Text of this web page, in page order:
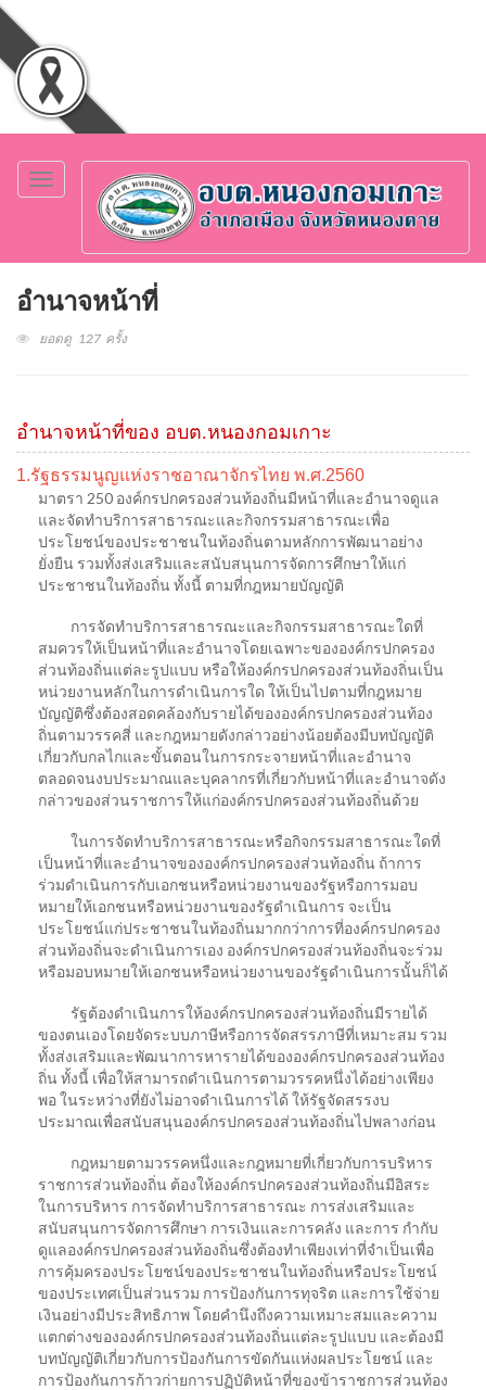
Toggle
navigation
อำนาจหน้าที่
ยอดดู 127 ครั้ง
อำนาจหน้าที่ของ อบต.หนองกอมเกาะ
1.รัฐธรรมนูญแห่งราชอาณาจักรไทย พ.ศ.2560
มาตรา 250 องค์กรปกครองส่วนท้องถิ่นมีหน้าที่และอํานาจดูแล
และจัดทําบริการสาธารณะและกิจกรรมสาธารณะเพื่อ
ประโยชน์ของประชาชนในท้องถิ่นตามหลักการพัฒนาอย่าง
ยั่งยืน รวมทั้งส่งเสริมและสนับสนุนการจัดการศึกษาให้แก่
ประชาชนในท้องถิ่น ทั้งนี้ ตามที่กฎหมายบัญญัติ
การจัดทําบริการสาธารณะและกิจกรรมสาธารณะใดที่
สมควรให้เป็นหน้าที่และอํานาจโดยเฉพาะขององค์กรปกครอง
ส่วนท้องถิ่นแต่ละรูปแบบ หรือให้องค์กรปกครองส่วนท้องถิ่นเป็น
หน่วยงานหลักในการดําเนินการใด ให้เป็นไปตามที่กฎหมาย
บัญญัติซึ่งต้องสอดคล้องกับรายได้ขององค์กรปกครองส่วนท้อง
ถิ่นตามวรรคสี่ และกฎหมายดังกล่าวอย่างน้อยต้องมีบทบัญญัติ
เกี่ยวกับกลไกและขั้นตอนในการกระจายหน้าที่และอํานาจ
ตลอดจนงบประมาณและบุคลากรที่เกี่ยวกับหน้าที่และอํานาจดัง
กล่าวของส่วนราชการให้แก่องค์กรปกครองส่วนท้องถิ่นด้วย
ในการจัดทําบริการสาธารณะหรือกิจกรรมสาธารณะใดที่
เป็นหน้าที่และอํานาจขององค์กรปกครองส่วนท้องถิ่น ถ้าการ
ร่วมดําเนินการกับเอกชนหรือหน่วยงานของรัฐหรือการมอบ
หมายให้เอกชนหรือหน่วยงานของรัฐดําเนินการ จะเป็น
ประโยชน์แก่ประชาชนในท้องถิ่นมากกว่าการที่องค์กรปกครอง
ส่วนท้องถิ่นจะดําเนินการเอง องค์กรปกครองส่วนท้องถิ่นจะร่วม
หรือมอบหมายให้เอกชนหรือหน่วยงานของรัฐดําเนินการนั้นก็ได้
รัฐต้องดําเนินการให้องค์กรปกครองส่วนท้องถิ่นมีรายได้
ของตนเองโดยจัดระบบภาษีหรือการจัดสรรภาษีที่เหมาะสม รวม
ทั้งส่งเสริมและพัฒนาการหารายได้ขององค์กรปกครองส่วนท้อง
ถิ่น ทั้งนี้ เพื่อให้สามารถดําเนินการตามวรรคหนึ่งได้อย่างเพียง
พอ ในระหว่างที่ยังไม่อาจดําเนินการได้ ให้รัฐจัดสรรงบ
ประมาณเพื่อสนับสนุนองค์กรปกครองส่วนท้องถิ่นไปพลางก่อน
กฎหมายตามวรรคหนึ่งและกฎหมายที่เกี่ยวกับการบริหาร
ราชการส่วนท้องถิ่น ต้องให้องค์กรปกครองส่วนท้องถิ่นมีอิสระ
ในการบริหาร การจัดทําบริการสาธารณะ การส่งเสริมและ
สนับสนุนการจัดการศึกษา การเงินและการคลัง และการ กํากับ
ดูแลองค์กรปกครองส่วนท้องถิ่นซึ่งต้องทําเพียงเท่าที่จําเป็นเพื่อ
การคุ้มครองประโยชน์ของประชาชนในท้องถิ่นหรือประโยชน์
ของประเทศเป็นส่วนรวม การป้องกันการทุจริต และการใช้จ่าย
เงินอย่างมีประสิทธิภาพ โดยคํานึงถึงความเหมาะสมและความ
แตกต่างขององค์กรปกครองส่วนท้องถิ่นแต่ละรูปแบบ และต้องมี
บทบัญญัติเกี่ยวกับการป้องกันการขัดกันแห่งผลประโยชน์ และ
การป้องกันการก้าวก่ายการปฏิบัติหน้าที่ของข้าราชการส่วนท้อง